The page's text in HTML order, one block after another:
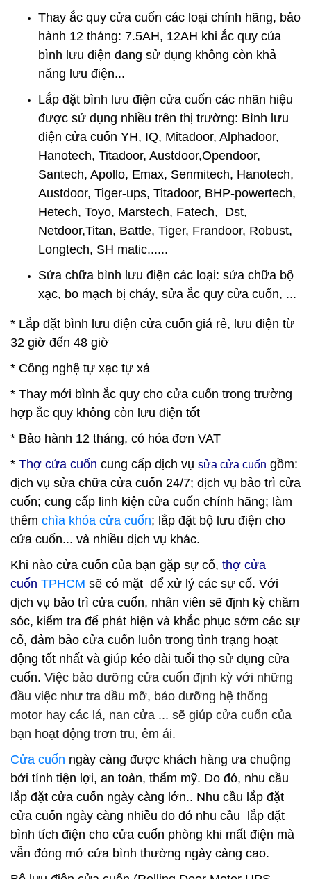
Thay ắc quy cửa cuốn các loại chính hãng, bảo
hành 12 tháng: 7.5AH, 12AH khi ắc quy của
bình lưu điện đang sử dụng không còn khả
năng lưu điện...
Lắp đặt bình lưu điện cửa cuốn các nhãn hiệu
được sử dụng nhiều trên thị trường: Bình lưu
điện cửa cuốn YH, IQ, Mitadoor, Alphadoor,
Hanotech, Titadoor, Austdoor,Opendoor,
Santech, Apollo, Emax, Senmitech, Hanotech,
Austdoor, Tiger-ups, Titadoor, BHP-powertech,
Hetech, Toyo, Marstech, Fatech, Dst,
Netdoor,Titan, Battle, Tiger, Frandoor, Robust,
Longtech, SH matic......
Sửa chữa bình lưu điện các loại: sửa chữa bộ
xạc, bo mạch bị cháy, sửa ắc quy cửa cuốn, ...
* Lắp đặt bình lưu điện cửa cuốn giá rẻ, lưu điện từ
32 giờ đến 48 giờ
* Công nghệ tự xạc tự xả
* Thay mới bình ắc quy cho cửa cuốn trong trường
hợp ắc quy không còn lưu điện tốt
* Bảo hành 12 tháng, có hóa đơn VAT
* Thợ cửa cuốn cung cấp dịch vụ sửa cửa cuốn gồm:
dịch vụ sửa chữa cửa cuốn 24/7; dịch vụ bảo trì cửa
cuốn; cung cấp linh kiện cửa cuốn chính hãng; làm
thêm chìa khóa cửa cuốn; lắp đặt bộ lưu điện cho
cửa cuốn... và nhiều dịch vụ khác.
Khi nào cửa cuốn của bạn gặp sự cố, thợ cửa
cuốn TPHCM sẽ có mặt để xử lý các sự cố. Với
dịch vụ bảo trì cửa cuốn, nhân viên sẽ định kỳ chăm
sóc, kiểm tra để phát hiện và khắc phục sớm các sự
cố, đảm bảo cửa cuốn luôn trong tình trạng hoạt
động tốt nhất và giúp kéo dài tuổi thọ sử dụng cửa
cuốn. Việc bảo dưỡng cửa cuốn định kỳ với những
đầu việc như tra dầu mỡ, bảo dưỡng hệ thống
motor hay các lá, nan cửa ... sẽ giúp cửa cuốn của
bạn hoạt động trơn tru, êm ái.
Cửa cuốn ngày càng được khách hàng ưa chuộng
bởi tính tiện lợi, an toàn, thẩm mỹ. Do đó, nhu cầu
lắp đặt cửa cuốn ngày càng lớn.. Nhu cầu lắp đặt
cửa cuốn ngày càng nhiều do đó nhu cầu lắp đặt
bình tích điện cho cửa cuốn phòng khi mất điện mà
vẫn đóng mở cửa bình thường ngày càng cao.